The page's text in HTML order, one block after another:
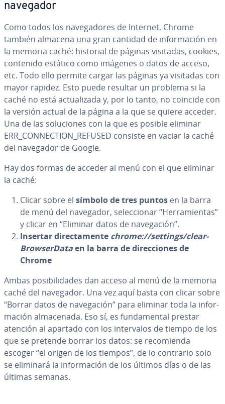
navegador
Como todos los na­ve­ga­do­res de Internet, Chrome
también almacena una gran cantidad de in­fo­r­ma­ción en
la memoria caché: historial de páginas visitadas, cookies,
contenido estático como imágenes o datos de acceso,
etc. Todo ello permite cargar las páginas ya visitadas con
mayor rapidez. Esto puede resultar un problema si la
caché no está ac­tua­li­za­da y, por lo tanto, no coincide con
la versión actual de la página a la que se quiere acceder.
Una de las so­lu­cio­nes con la que es posible eliminar
ERR_CO­N­NE­C­TION_REFUSED consiste en vaciar la caché
del navegador de Google.
Hay dos formas de acceder al menú con el que eliminar
la caché:
Clicar sobre el símbolo de tres puntos en la barra
de menú del navegador, se­le­c­cio­nar “He­rra­mie­n­tas”
y clicar en “Eliminar datos de na­ve­ga­ción”.
Insertar di­re­c­ta­me­n­te chrome://settings/clea­r­
Bro­w­se­r­Da­taen la barra de di­re­c­cio­nes de
Chrome
Ambas po­si­bi­li­da­des dan acceso al menú de la memoria
caché del navegador. Una vez aquí basta con clicar sobre
“Borrar datos de na­ve­ga­ción” para eliminar toda la in­fo­r­
ma­ción al­ma­ce­na­da. Eso sí, es fu­n­da­me­n­tal prestar
atención al apartado con los in­te­r­va­los de tiempo de los
que se pretende borrar los datos: se re­co­mie­n­da
escoger “el origen de los tiempos”, de lo contrario solo
se eliminará la in­fo­r­ma­ción de los últimos días o de las
últimas semanas.